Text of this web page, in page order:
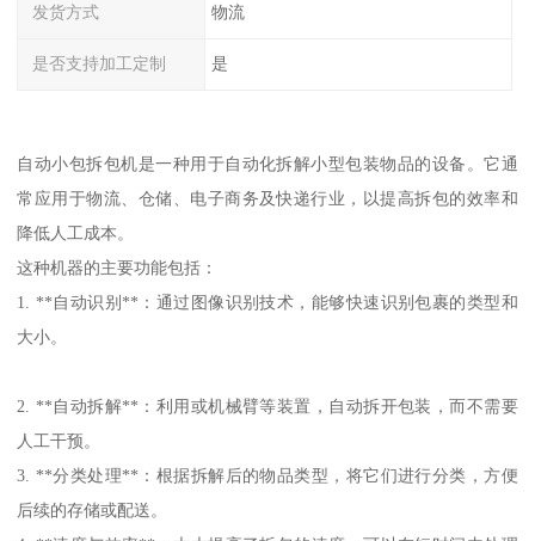
发货方式 物流
是否支持加工定制 是
自动小包拆包机是一种用于自动化拆解小型包装物品的设备。它通
常应用于物流、仓储、电子商务及快递行业，以提高拆包的效率和
降低人工成本。
这种机器的主要功能包括：
1. **自动识别**：通过图像识别技术，能够快速识别包裹的类型和
大小。
2. **自动拆解**：利用或机械臂等装置，自动拆开包装，而不需要
人工干预。
3. **分类处理**：根据拆解后的物品类型，将它们进行分类，方便
后续的存储或配送。